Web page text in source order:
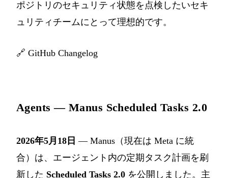
ポジトリのセキュリティ状態を点検したいセキ
ュリティチームにとって理想的です。
🔗 GitHub Changelog
Agents — Manus Scheduled Tasks 2.0
2026年5月18日 — Manus（現在は Meta に統
合）は、エージェント内の定期タスク計画を刷
新した Scheduled Tasks 2.0 を公開しました。主